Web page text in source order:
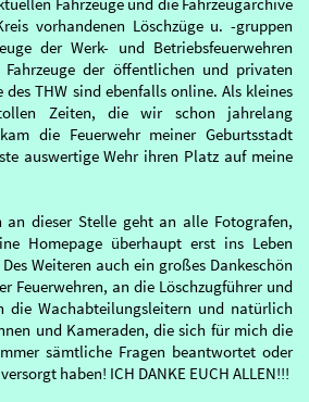
vorhandenen Löschzüge u. -gruppen
der Werk- und Betriebsfeuerwehren
der öffentlichen und privaten
THW sind ebenfalls online. Als kleines
Zeiten, die wir schon jahrelang
die Feuerwehr meiner Geburtsstadt
auswertige Wehr ihren Platz auf meine
an dieser Stelle geht an alle Fotografen,
Homepage überhaupt erst ins Leben
Weiteren auch ein großes Dankeschön
Feuerwehren, an die Löschzugführer und
die Wachabteilungsleitern und natürlich
und Kameraden, die sich für mich die
sämtliche Fragen beantwortet oder
haben! ICH DANKE EUCH ALLEN!!!